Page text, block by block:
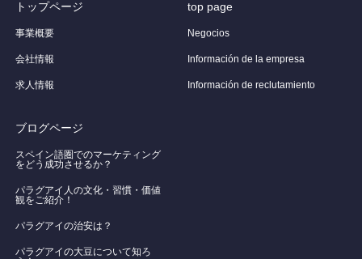
トップページ
事業概要
会社情報
求人情報
top page
Negocios
Información de la empresa
Información de reclutamiento
ブログページ
スペイン語圏でのマーケティング
をどう成功させるか？
パラグアイ人の文化・習慣・価値
観をご紹介！
​パラグアイの治安は？
パラグアイの大豆について知ろ